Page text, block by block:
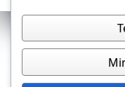
Az E-VILLAMOS
Tagozatának